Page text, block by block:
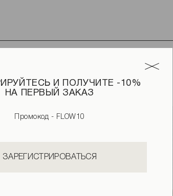
И ПОЛУЧИТЕ -10%
НА ПЕРВЫЙ ЗАКАЗ
Промокод - FLOW10
ЗАРЕГИСТРИРОВАТЬСЯ